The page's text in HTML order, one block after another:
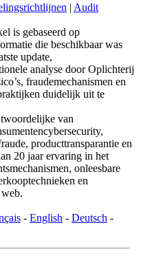
| Audit
is gebaseerd op
die beschikbaar was
update,
analyse door Oplichterij
fraudemechanismen en
duidelijk uit te
van
producttransparantie en
20 jaar ervaring in het
onleesbare
en
- English - Deutsch -